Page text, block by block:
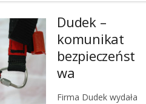
Dudek –
komunikat
bezpieczeńst
wa
Firma Dudek wydała